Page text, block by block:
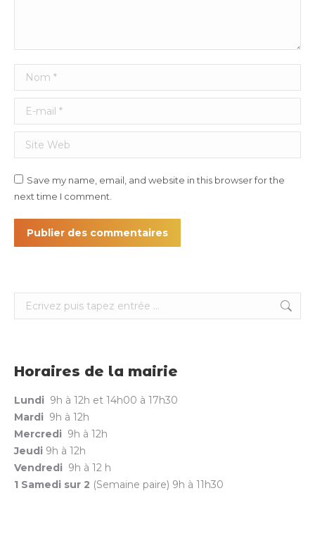
Nom *
E-mail *
Site Web
Save my name, email, and website in this browser for the
next time I comment.
Publier des commentaires
Search:
Horaires de la mairie
Lundi 9h à 12h et 14h00 à 17h30
Mardi 9h à 12h
Mercredi 9h à 12h
Jeudi 9h à 12h
Vendredi 9h à 12 h
1 Samedi sur 2 (Semaine paire) 9h à 11h30